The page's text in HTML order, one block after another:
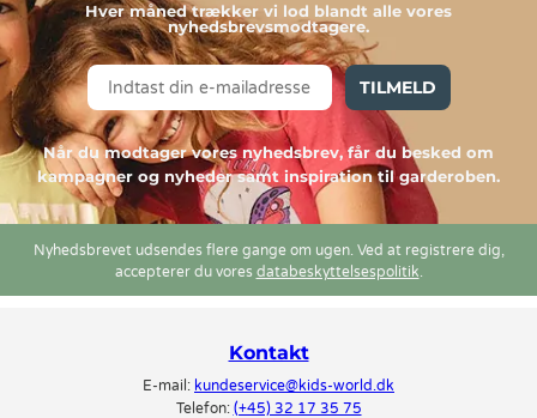
Hver måned trækker vi lod blandt alle vores
nyhedsbrevsmodtagere.
TILMELD
Når du modtager vores nyhedsbrev, får du besked om
kampagner og nyheder samt inspiration til garderoben.
Nyhedsbrevet udsendes flere gange om ugen. Ved at registrere dig,
accepterer du vores databeskyttelsespolitik
Kontakt
E-mail: kundeservice@kids-world.dk
Telefon: (+45) 32 17 35 75